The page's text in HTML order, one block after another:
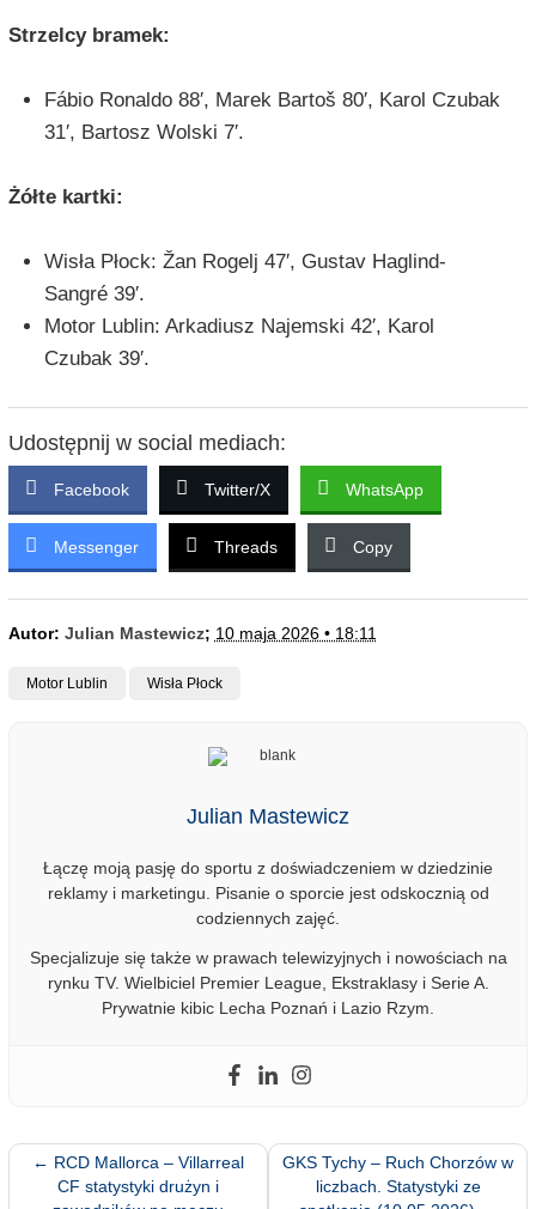
Strzelcy bramek:
Fábio Ronaldo 88′, Marek Bartoš 80′, Karol Czubak
31′, Bartosz Wolski 7′.
Żółte kartki:
Wisła Płock: Žan Rogelj 47′, Gustav Haglind-
Sangré 39′.
Motor Lublin: Arkadiusz Najemski 42′, Karol
Czubak 39′.
Udostępnij w social mediach:
Facebook Twitter/X WhatsApp
Messenger Threads Copy
Autor: Julian Mastewicz; 10 maja 2026 • 18:11
Motor Lublin Wisła Płock
Julian Mastewicz
Łączę moją pasję do sportu z doświadczeniem w dziedzinie
reklamy i marketingu. Pisanie o sporcie jest odskocznią od
codziennych zajęć.
Specjalizuje się także w prawach telewizyjnych i nowościach na
rynku TV. Wielbiciel Premier League, Ekstraklasy i Serie A.
Prywatnie kibic Lecha Poznań i Lazio Rzym.
← RCD Mallorca – Villarreal
CF statystyki drużyn i
GKS Tychy – Ruch Chorzów w
liczbach. Statystyki ze